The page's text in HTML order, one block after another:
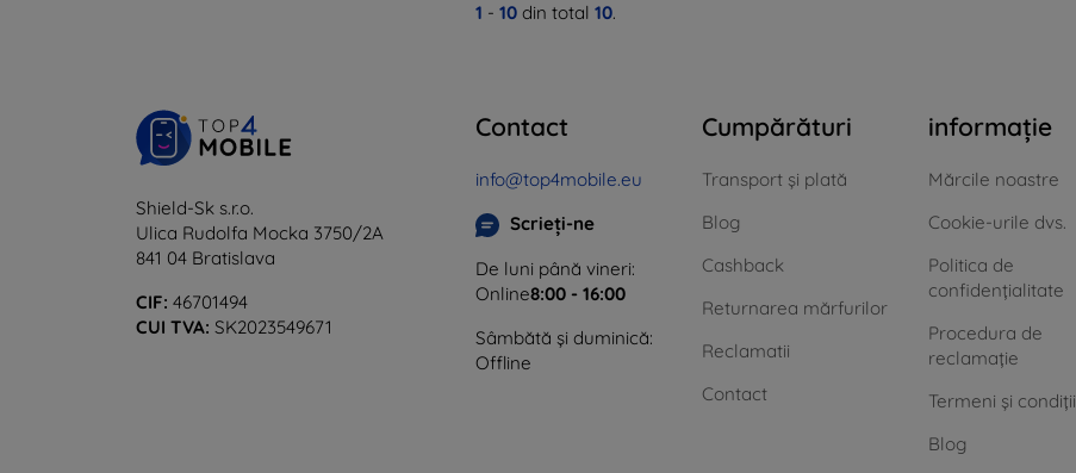
1 - 10 din total 10.
Shield-Sk s.r.o.
Ulica Rudolfa Mocka 3750/2A
841 04 Bratislava
CIF: 46701494
CUI TVA: SK2023549671
Contact
info@top4mobile.eu
Scrieți-ne
De luni până vineri:
Online8:00 - 16:00
Sâmbătă și duminică:
Offline
Cumpărături
Transport și plată
Blog
Cashback
Returnarea mărfurilor
Reclamatii
Contact
informație
Mărcile noastre
Cookie-urile dvs.
Politica de
confidențialitate
Procedura de
reclamație
Termeni și condiții
Blog